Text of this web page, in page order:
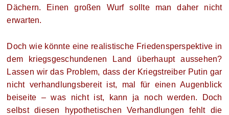
Dächern. Einen großen Wurf sollte man daher nicht
erwarten.
Doch wie könnte eine realistische Friedensperspektive in
dem kriegsgeschundenen Land überhaupt aussehen?
Lassen wir das Problem, dass der Kriegstreiber Putin gar
nicht verhandlungsbereit ist, mal für einen Augenblick
beiseite – was nicht ist, kann ja noch werden. Doch
selbst diesen hypothetischen Verhandlungen fehlt die